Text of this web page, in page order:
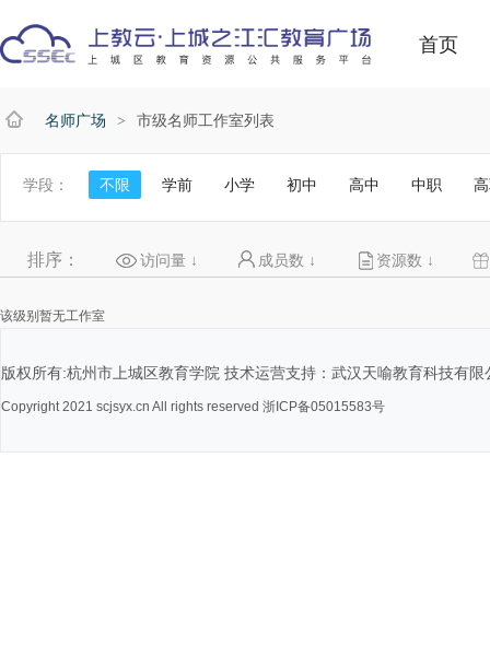
首页
名师广场 > 市级名师工作室列表
学段： 不限 学前 小学 初中 高中 中职
排序： 访问量 ↓ 成员数 ↓ 资源数 ↓
该级别暂无工作室
版权所有:杭州市上城区教育学院 技术运营支持：武汉天喻教育科技有限
Copyright 2021 scjsyx.cn All rights reserved 浙ICP备05015583号